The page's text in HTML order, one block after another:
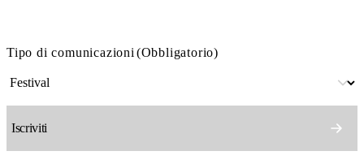
Tipo di comunicazioni (Obbligatorio)